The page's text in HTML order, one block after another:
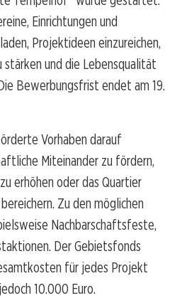
Einrichtungen und
Projektideen einzureichen,
stärken und die Lebensqualität
Bewerbungsfrist endet am 19.
Vorhaben darauf
Miteinander zu fördern,
erhöhen oder das Quartier
Zu den möglichen
Nachbarschaftsfeste,
Der Gebietsfonds
für jedes Projekt
10.000 Euro.